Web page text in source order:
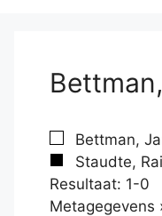
Bettman,
Staudte,
Resultaat: 1-0
Metagegevens